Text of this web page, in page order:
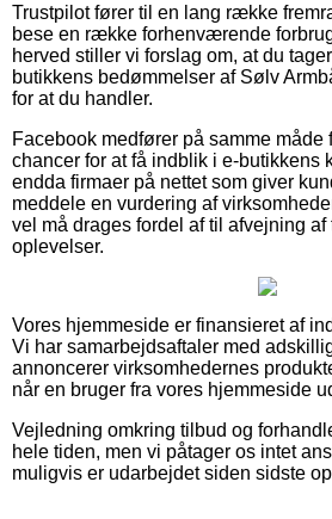
Trustpilot fører til en lang række
bese en række forhenværende
herved stiller vi forslag om, at du
butikkens bedømmelser af Sølv
for at du handler.
Facebook medfører på samme
chancer for at få indblik i e-butikkens
endda firmaer på nettet som giver
meddele en vurdering af
vel må drages fordel af til afvejning
oplevelser.
Vores hjemmeside er finansieret af
Vi har samarbejdsaftaler med
annoncerer virksomhedernes
når en bruger fra vores hjemmeside
Vejledning omkring tilbud og
hele tiden, men vi påtager os intet
muligvis er udarbejdet siden sidste